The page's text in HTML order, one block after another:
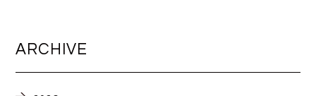
ARCHIVE